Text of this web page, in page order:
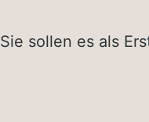
Sie sollen es als